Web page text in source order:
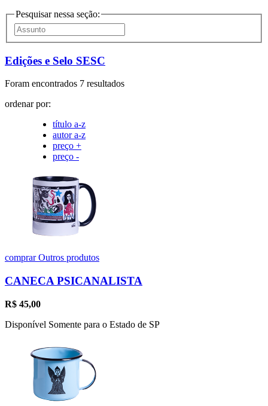
Pesquisar nessa seção:
Edições e Selo SESC
Foram encontrados 7 resultados
ordenar por:
título a-z
autor a-z
preço +
preço -
comprarOutros produtos
CANECA PSICANALISTA
R$ 45,00
Disponível Somente para o Estado de SP